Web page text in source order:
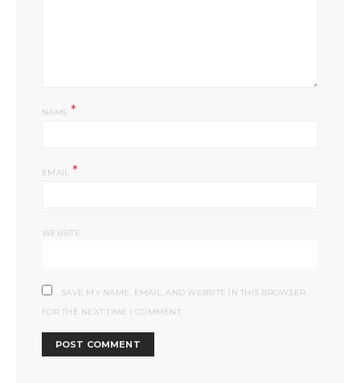
NAME*
EMAIL *
WEBSITE
SAVE MY NAME, EMAIL, AND WEBSITE IN THIS BROWSER
FOR THE NEXT TIME I COMMENT.